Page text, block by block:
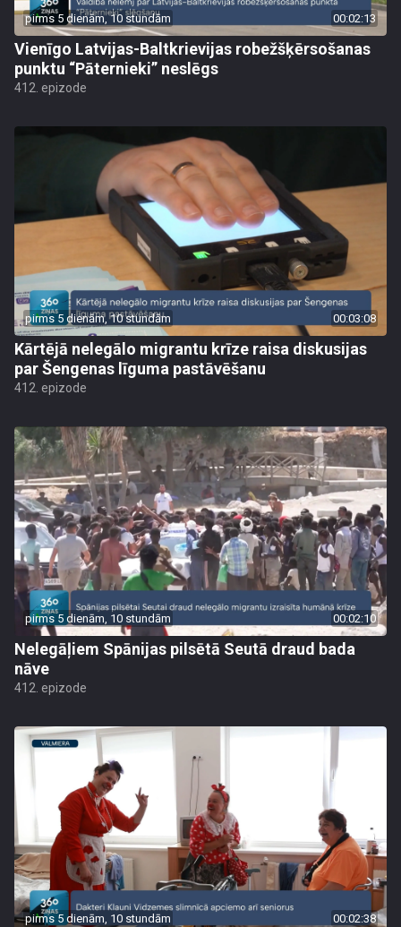
pirms 5 dienām, 10 stundām 00:02:13
Vienīgo Latvijas-Baltkrievijas robežšķērsošanas
punktu “Pāternieki” neslēgs
412. epizode
pirms 5 dienām, 10 stundām 00:03:08
Kārtējā nelegālo migrantu krīze raisa diskusijas
par Šengenas līguma pastāvēšanu
412. epizode
pirms 5 dienām, 10 stundām 00:02:10
Nelegāļiem Spānijas pilsētā Seutā draud bada
nāve
412. epizode
pirms 5 dienām, 10 stundām 00:02:38